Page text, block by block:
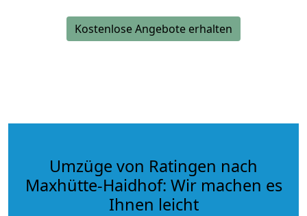
Kostenlose Angebote erhalten
Umzüge von Ratingen nach
Maxhütte-Haidhof: Wir machen es
Ihnen leicht